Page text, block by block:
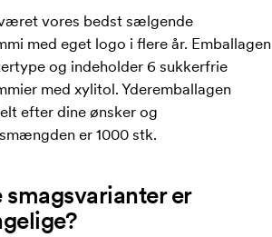
vores bedst sælgende
med eget logo i flere år. Emballagen
og indeholder 6 sukkerfrie
med xylitol. Yderemballagen
efter dine ønsker og
er 1000 stk.
smagsvarianter er